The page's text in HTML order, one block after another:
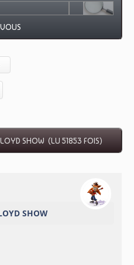
SHOW (LU 51853 FOIS)
SHOW